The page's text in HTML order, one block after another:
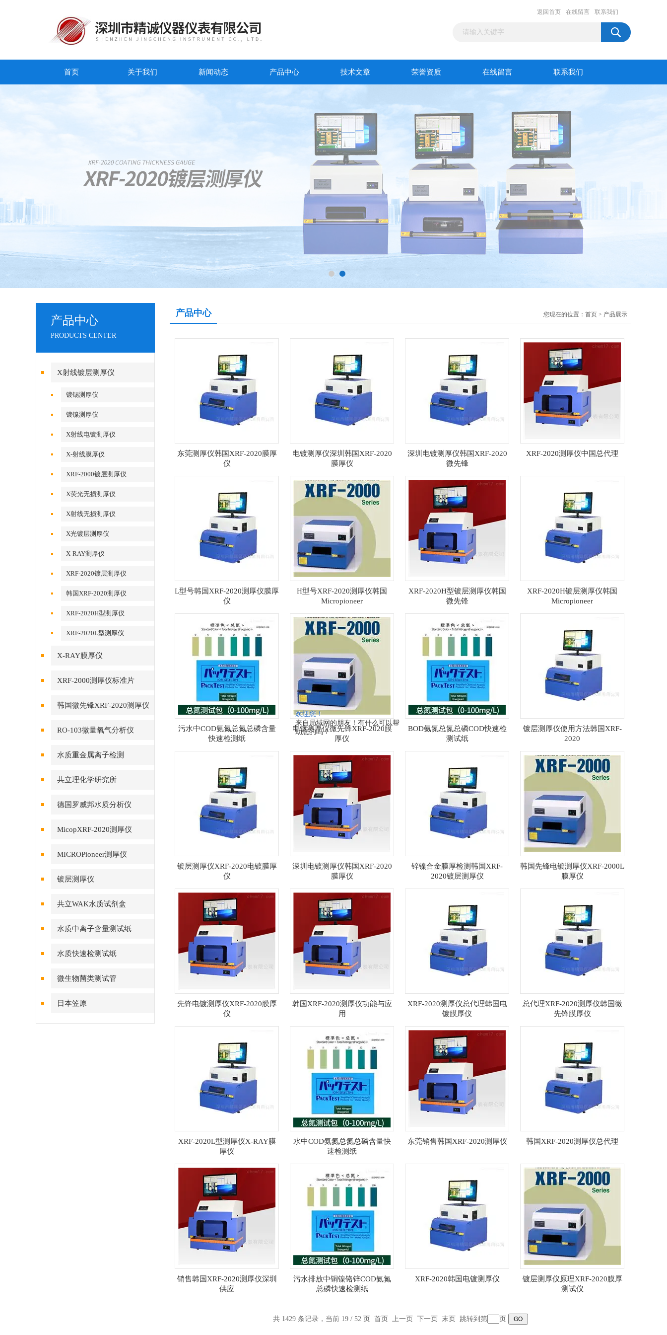
欢迎您！
来自局域网的朋友！有什么可以帮
助您的吗？
返回首页 在线留言 联系我们
首页 关于我们 新闻动态 产品中心 技术文章 荣誉资质 在线留言 联系我们
产品中心
PRODUCTS CENTER
X射线镀层测厚仪
镀锡测厚仪
镀镍测厚仪
X射线电镀测厚仪
X-射线膜厚仪
XRF-2000镀层测厚仪
X荧光无损测厚仪
X射线无损测厚仪
X光镀层测厚仪
X-RAY测厚仪
XRF-2020镀层测厚仪
韩国XRF-2020测厚仪
XRF-2020H型测厚仪
XRF-2020L型测厚仪
X-RAY膜厚仪
XRF-2000测厚仪标准片
韩国微先锋XRF-2020测厚仪
RO-103微量氧气分析仪
水质重金属离子检测
共立理化学研究所
德国罗威邦水质分析仪
MicopXRF-2020测厚仪
MICROPioneer测厚仪
镀层测厚仪
共立WAK水质试剂盒
水质中离子含量测试纸
水质快速检测试纸
微生物菌类测试管
日本笠原
产品中心 您现在的位置： 首页 > 产品展示
东莞测厚仪韩国XRF-2020膜厚
仪
电镀测厚仪深圳韩国XRF-2020
膜厚仪
深圳电镀测厚仪韩国XRF-2020
微先锋
XRF-2020测厚仪中国总代理
L型号韩国XRF-2020测厚仪膜厚
仪
H型号XRF-2020测厚仪韩国
Micropioneer
XRF-2020H型镀层测厚仪韩国
微先锋
XRF-2020H镀层测厚仪韩国
Micropioneer
污水中COD氨氮总氮总磷含量
快速检测纸
电镀测厚仪微先锋XRF-2020膜
厚仪
BOD氨氮总氮总磷COD快速检
测试纸
镀层测厚仪使用方法韩国XRF-
2020
镀层测厚仪XRF-2020电镀膜厚
仪
深圳电镀测厚仪韩国XRF-2020
膜厚仪
锌镍合金膜厚检测韩国XRF-
2020镀层测厚仪
韩国先锋电镀测厚仪XRF-2000L
膜厚仪
先锋电镀测厚仪XRF-2020膜厚
仪
韩国XRF-2020测厚仪功能与应
用
XRF-2020测厚仪总代理韩国电
镀膜厚仪
总代理XRF-2020测厚仪韩国微
先锋膜厚仪
XRF-2020L型测厚仪X-RAY膜
厚仪
水中COD氨氮总氮总磷含量快
速检测纸
东莞销售韩国XRF-2020测厚仪 韩国XRF-2020测厚仪总代理
销售韩国XRF-2020测厚仪深圳
供应
污水排放中铜镍铬锌COD氨氮
总磷快速检测纸
XRF-2020韩国电镀测厚仪
镀层测厚仪原理XRF-2020膜厚
测试仪
共 1429 条记录，当前 19 / 52 页 首页 上一页 下一页 末页 跳转到第 页